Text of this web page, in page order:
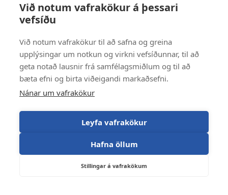
Við notum vafrakökur á þessari
vefsíðu
Við notum vafrakökur til að safna og greina
upplýsingar um notkun og virkni vefsíðunnar, til að
geta notað lausnir frá samfélagsmiðlum og til að
bæta efni og birta viðeigandi markaðsefni.
Nánar um vafrakökur
Leyfa vafrakökur
Hafna öllum
Stillingar á vafrakökum
Strætisvagnar:
Númer 11 stansar við Háaleitisbraut.
Númer 2, 5, 15 og 17 stansa við Suðurlandsbraut.